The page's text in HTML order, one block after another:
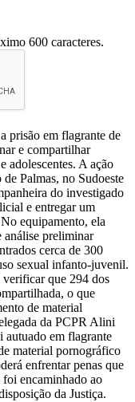
600 caracteres.
prisão em flagrante de
e compartilhar
adolescentes. A ação
Palmas, no Sudoeste
do investigado
e entregar um
equipamento, ela
preliminar
cerca de 300
sexual infanto-juvenil.
que 294 dos
o que
de material
da PCPR Alini
autuado em flagrante
material pornográfico
enfrentar penas que
foi encaminhado ao
da Justiça.